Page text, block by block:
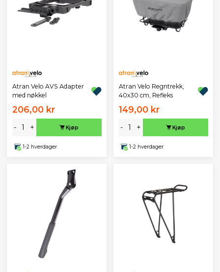
Atran Velo AVS Adapter
med nøkkel
206,00 kr
- + Kjøp
1-2 hverdager
Atran Velo Regntrekk,
40x30 cm, Refleks
149,00 kr
- + Kjøp
1-2 hverdager